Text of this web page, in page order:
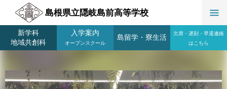
島根県立隠岐島前高等学校
新学科
地域共創科
入学案内
オープンスクール
島留学 ・ 寮生活
欠席・遅刻・早退連絡
はこちら